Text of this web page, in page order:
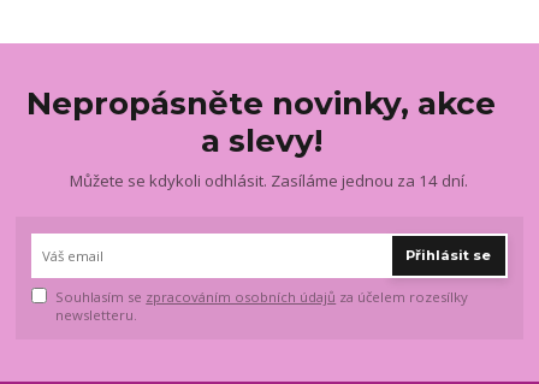
Nepropásněte novinky, akce
a slevy!
Můžete se kdykoli odhlásit. Zasíláme jednou za 14 dní.
Přihlásit se
Souhlasím se zpracováním osobních údajů za účelem rozesílky
newsletteru.